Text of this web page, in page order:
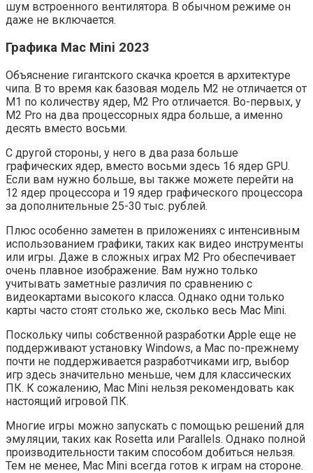
шум встроенного вентилятора. В обычном режиме он
даже не включается.
Графика Mac Mini 2023
Объяснение гигантского скачка кроется в архитектуре
чипа. В то время как базовая модель M2 не отличается от
M1 по количеству ядер, M2 Pro отличается. Во-первых, у
M2 Pro на два процессорных ядра больше, а именно
десять вместо восьми.
С другой стороны, у него в два раза больше
графических ядер, вместо восьми здесь 16 ядер GPU.
Если вам нужно больше, вы также можете перейти на
12 ядер процессора и 19 ядер графического процессора
за дополнительные 25-30 тыс. рублей.
Плюс особенно заметен в приложениях с интенсивным
использованием графики, таких как видео инструменты
или игры. Даже в сложных играх M2 Pro обеспечивает
очень плавное изображение. Вам нужно только
учитывать заметные различия по сравнению с
видеокартами высокого класса. Однако одни только
карты часто стоят столько же, сколько весь Mac Mini.
Поскольку чипы собственной разработки Apple еще не
поддерживают установку Windows, а Mac по-прежнему
почти не поддерживается разработчиками игр, выбор
игр здесь значительно меньше, чем для классических
ПК. К сожалению, Mac Mini нельзя рекомендовать как
настоящий игровой ПК.
Многие игры можно запускать с помощью решений для
эмуляции, таких как Rosetta или Parallels. Однако полной
производительности таким способом добиться нельзя.
Тем не менее, Mac Mini всегда готов к играм на стороне.